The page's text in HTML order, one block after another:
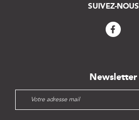
SUIVEZ-NOUS
Newsletter
I